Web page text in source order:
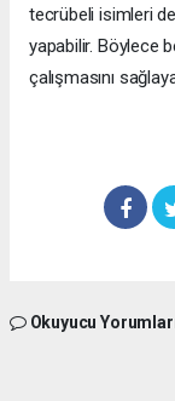
tecrübeli isimleri
yapabilir. Böylece
çalışmasını
Okuyucu